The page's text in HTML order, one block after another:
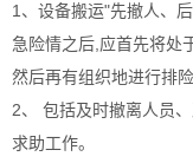
1、设备搬运"先撤人、
急险情之后,应首先将处
然后再有组织地进行排险
2、 包括及时撤离人员
求助工作。